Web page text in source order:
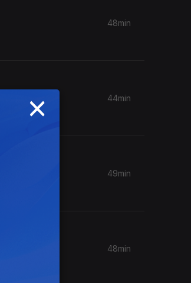
48min
44min
49min
48min
×